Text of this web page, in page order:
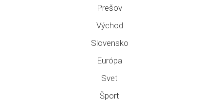
Prešov
Východ
Slovensko
Európa
Svet
Šport